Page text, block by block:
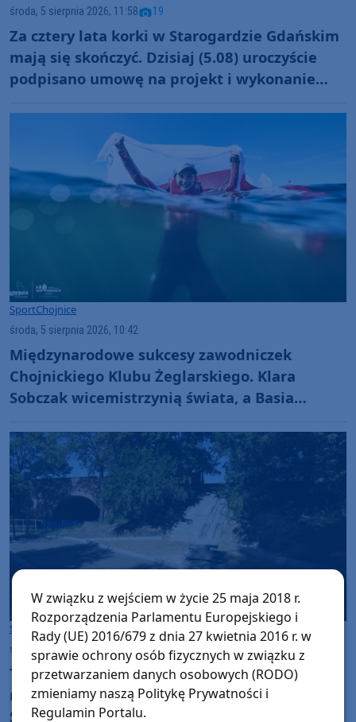
środa, 5 sierpnia 2026, 11:58 19
Za cztery lata korki w Starogardzie Gdańskim
mają się skończyć. Dzisiaj (5.08) uroczyście
podpisano umowę na projekt i wykonanie
SportChojnice
środa, 5 sierpnia 2026, 10:42
Międzynarodowe sukcesy zawodniczek
Chojnickiego Klubu Żeglarskiego. Klara
Sobczak wicemistrzynią świata, a Basia
wynik"
Sępólno Krajeńskie
środa, 5 sierpnia 2026, 09:46 12
Trwają intensywne prace przy budowie
miasteczka rowerowego na Placu Przyjaźni w
Sępólnie Krajeńskim (FOTO)
W związku z wejściem w życie 25 maja 2018 r.
Rozporządzenia Parlamentu Europejskiego i
Rady (UE) 2016/679 z dnia 27 kwietnia 2016 r. w
sprawie ochrony osób fizycznych w związku z
przetwarzaniem danych osobowych (RODO)
zmieniamy naszą Politykę Prywatności i
Regulamin Portalu.